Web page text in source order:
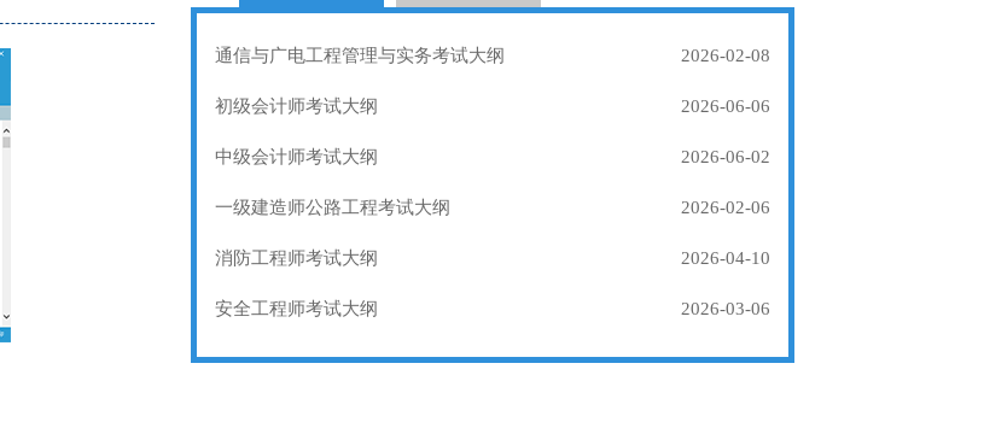
通信与广电工程管理与实务考试大纲 2026-02-08
初级会计师考试大纲 2026-06-06
中级会计师考试大纲 2026-06-02
一级建造师公路工程考试大纲 2026-02-06
消防工程师考试大纲 2026-04-10
安全工程师考试大纲 2026-03-06